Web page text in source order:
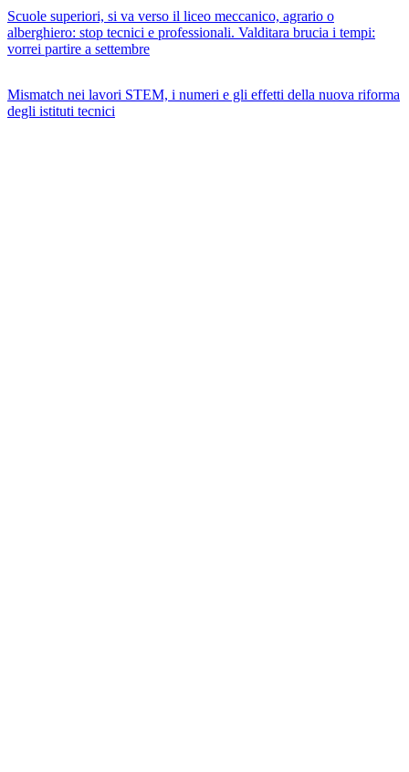
Scuole superiori, si va verso il liceo meccanico, agrario o
alberghiero: stop tecnici e professionali. Valditara brucia i tempi:
vorrei partire a settembre
Mismatch nei lavori STEM, i numeri e gli effetti della nuova riforma
degli istituti tecnici